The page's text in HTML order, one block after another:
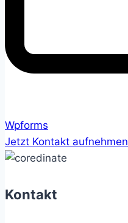
Wpforms
Jetzt Kontakt aufnehmen
Kontakt